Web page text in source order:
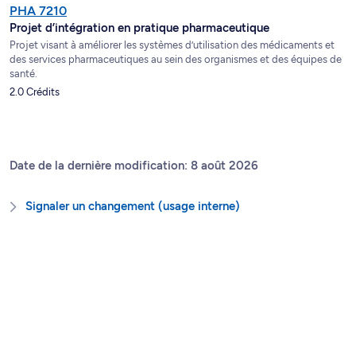
PHA 7210
Projet d’intégration en pratique pharmaceutique
Projet visant à améliorer les systèmes d’utilisation des médicaments et
des services pharmaceutiques au sein des organismes et des équipes de
santé.
2.0 Crédits
Date de la dernière modification: 8 août 2026
Signaler un changement (usage interne)